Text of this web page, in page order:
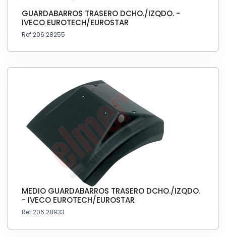
GUARDABARROS TRASERO DCHO./IZQDO. -
IVECO EUROTECH/EUROSTAR
Ref 206.28255
MEDIO GUARDABARROS TRASERO DCHO./IZQDO.
- IVECO EUROTECH/EUROSTAR
Ref 206.28933